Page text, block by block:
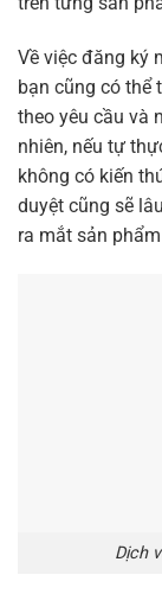
Về việc đăng ký
bạn cũng có thể
theo yêu cầu và
nhiên, nếu tự
không có kiến
duyệt cũng sẽ
ra mắt sản
Dịch